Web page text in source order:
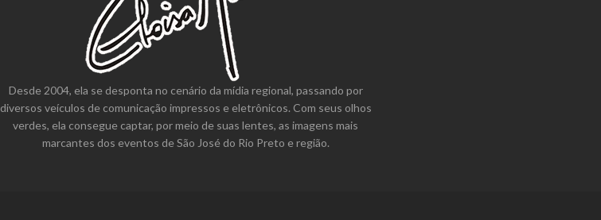
Desde 2004, ela se desponta no cenário da mídia regional, passando por
diversos veículos de comunicação impressos e eletrônicos. Com seus olhos
verdes, ela consegue captar, por meio de suas lentes, as imagens mais
marcantes dos eventos de São José do Rio Preto e região.